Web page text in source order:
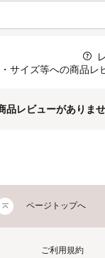
サイズ等への商品レ
品レビューがありませ
ページトップへ
ご利用規約